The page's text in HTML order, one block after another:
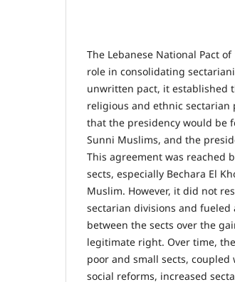
The Lebanese National Pact
role in consolidating
unwritten pact, it established
religious and ethnic
that the presidency would be
Sunni Muslims, and the
This agreement was reached
sects, especially Bechara El
Muslim. However, it did not
sectarian divisions and
between the sects over the
legitimate right. Over time,
poor and small sects,
social reforms, increased